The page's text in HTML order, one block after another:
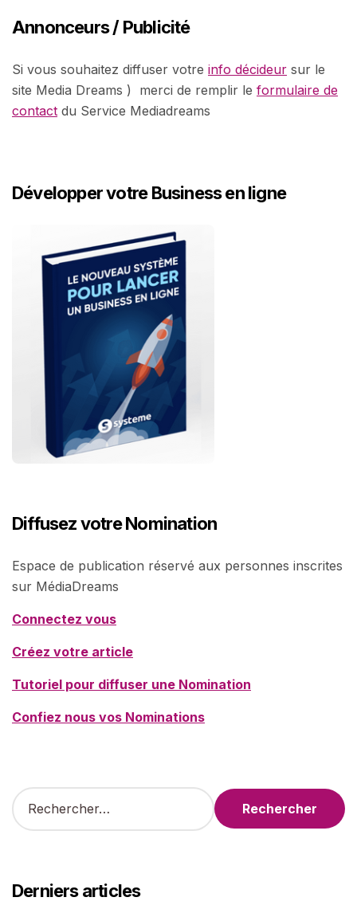
Annonceurs / Publicité
Si vous souhaitez diffuser votre info décideur sur le
site Media Dreams ) merci de remplir le formulaire de
contact du Service Mediadreams
Développer votre Business en ligne
Diffusez votre Nomination
Espace de publication réservé aux personnes inscrites
sur MédiaDreams
Connectez vous
Créez votre article
Tutoriel pour diffuser une Nomination
Confiez nous vos Nominations
R
e
r
c
Derniers articles